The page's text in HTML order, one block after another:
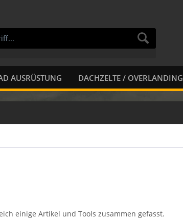
AUSRÜSTUNG DACHZELTE / OVERLANDING
einige Artikel und Tools zusammen gefasst.